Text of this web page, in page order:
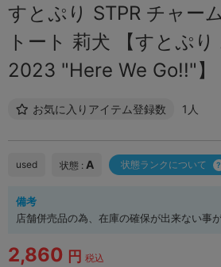
すとぷり STPR チャー
トート 莉犬 【すとぷり
2023 "Here We Go!!"】
お気に入りアイテム登録数 1人
used 状態 : A 状態ランクについて
備考
店舗併売品の為、在庫の確保が出来ない事
2,860 円 税込